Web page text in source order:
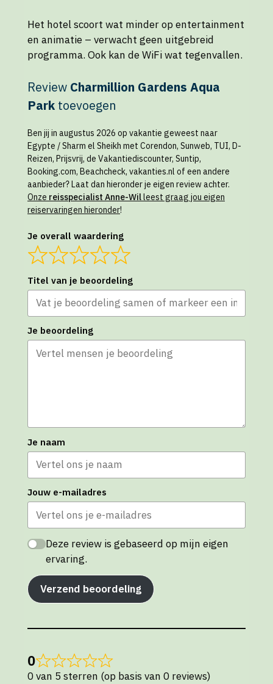
Het hotel scoort wat minder op entertainment
en animatie – verwacht geen uitgebreid
programma. Ook kan de WiFi wat tegenvallen.
Review Charmillion Gardens Aqua
Park toevoegen
Ben jij in augustus 2026 op vakantie geweest naar
Egypte / Sharm el Sheikh met Corendon, Sunweb, TUI, D-
Reizen, Prijsvrij, de Vakantiediscounter, Suntip,
Booking.com, Beachcheck, vakanties.nl of een andere
aanbieder? Laat dan hieronder je eigen review achter.
Onze reisspecialist Anne-Willeest graag jou eigen
reiservaringen hieronder!
Je overall waardering
Titel van je beoordeling
Je beoordeling
Je naam
Jouw e-mailadres
Deze review is gebaseerd op mijn eigen
ervaring.
Verzend beoordeling
0
0 van 5 sterren (op basis van 0 reviews)